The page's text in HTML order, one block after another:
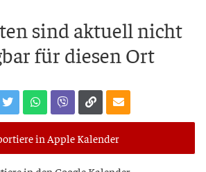
sind aktu­ell nicht
für die­sen Ort
in Apple Kalender